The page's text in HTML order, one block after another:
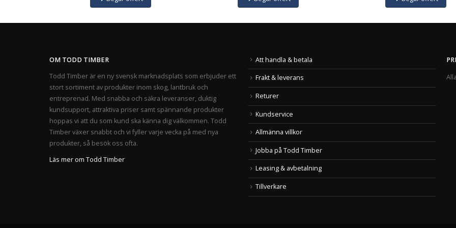
OM TODD TIMBER
Todd Timber är en ny svensk marknadsplats som erbjuder ett
stort sortiment av produkter inom skog, lantbruk och
entreprenad. Med snabba och säkra leveranser, duktig
kundsupport, attraktiva priser samt spännande produkter
hoppas vi att du som kund ska känna dig välkommen. Todd
Timber växer snabbt och vi fyller varje vecka på med nya
produkter, så besök oss ofta.
Läs mer om Todd Timber
Att handla & betala
Frakt & leverans
Returer
Kundservice
Allmänna villkor
Jobba på Todd Timber
Leasing & avbetalning
Tillverkare